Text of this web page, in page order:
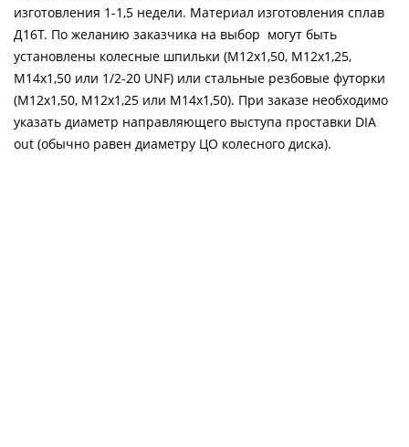
изготовления 1-1,5 недели. Материал изготовления сплав
Д16Т. По желанию заказчика на выбор могут быть
установлены колесные шпильки (М12х1,50, М12х1,25,
М14х1,50 или 1/2-20 UNF) или стальные резбовые футорки
(М12х1,50, М12х1,25 или М14х1,50). При заказе необходимо
указать диаметр направляющего выступа проставки DIA
out (обычно равен диаметру ЦО колесного диска).